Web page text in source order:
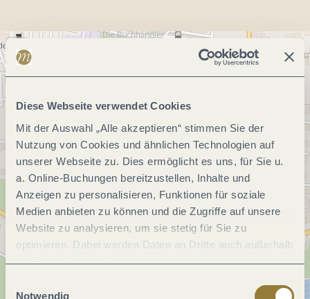
Diese Webseite verwendet Cookies
Mit der Auswahl „Alle akzeptieren“ stimmen Sie der
Nutzung von Cookies und ähnlichen Technologien auf
unserer Webseite zu. Dies ermöglicht es uns, für Sie u.
a. Online-Buchungen bereitzustellen, Inhalte und
Anzeigen zu personalisieren, Funktionen für soziale
Medien anbieten zu können und die Zugriffe auf unsere
Website zu analysieren, um sie stetig für Sie zu
optimieren. Dabei werden Daten an Dritte auch außerhalb
der Europäischen Union weitergegeben und dort
jederzeit widerrufen werden. Mit der Auswahl "Alle
Notwendig